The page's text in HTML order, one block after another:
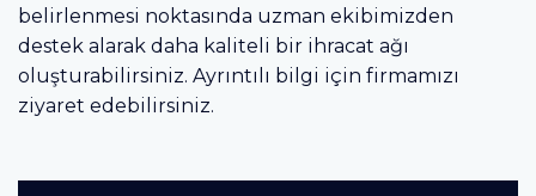
belirlenmesi noktasında uzman ekibimizden
destek alarak daha kaliteli bir ihracat ağı
oluşturabilirsiniz. Ayrıntılı bilgi için firmamızı
ziyaret edebilirsiniz.